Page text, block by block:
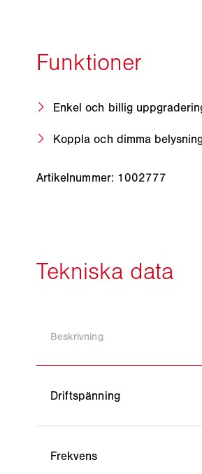
Enkel och billig
Koppla och dimma
Artikelnummer: 1002777
Beskrivning
Driftspänning
Frekvens